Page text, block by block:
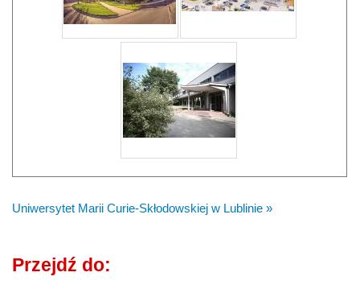
Uniwersytet Marii Curie-Skłodowskiej w Lublinie »
Przejdź do: